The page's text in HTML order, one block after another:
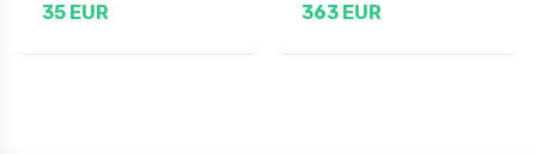
35 EUR 363 EUR